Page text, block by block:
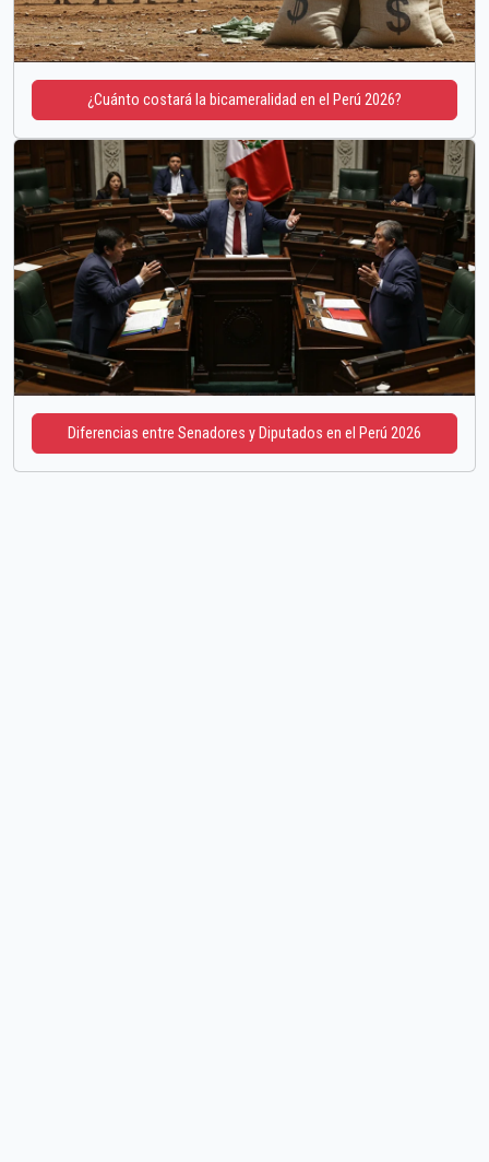
¿Cuánto costará la bicameralidad en el Perú 2026?
Diferencias entre Senadores y Diputados en el Perú 2026